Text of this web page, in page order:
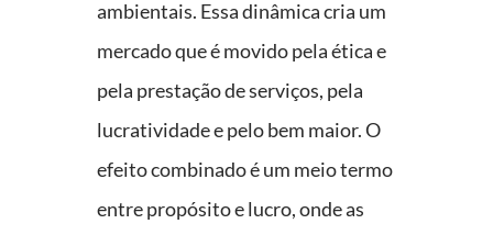
ambientais. Essa dinâmica cria um
mercado que é movido pela ética e
pela prestação de serviços, pela
lucratividade e pelo bem maior. O
efeito combinado é um meio termo
entre propósito e lucro, onde as